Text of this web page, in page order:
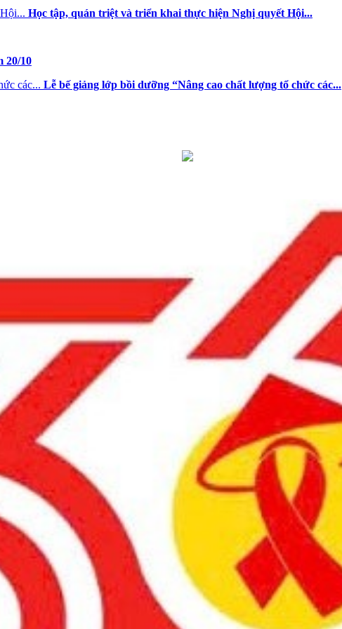
dục và đào tạo
Học tập, quán triệt và triển khai thực hiện Nghị quyết Hội...
20/10
Lễ bế giảng lớp bồi dưỡng “Nâng cao chất lượng tổ chức các...